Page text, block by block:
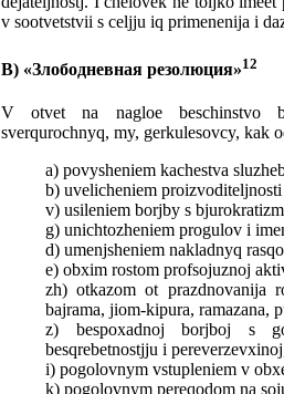
v sootvetstvii s celjju iq primenenija i
В) «Злободневная резолюция»12
V otvet na nagloe beschinstvo
sverqurochnyq, my, gerkulesovcy, kak
a) povysheniem kachestva
b) uvelicheniem
v) usileniem borjby s
g) unichtozheniem progulov i
d) umenjsheniem nakladnyq
e) obxim rostom profsojuznoj
zh) otkazom ot prazdnovanija
bajrama, jiom-kipura, ramazana,
z) bespoxadnoj borjboj s
besqrebetnostjju i
i) pogolovnym vstupleniem v
k) pogolovnym pereqodom na